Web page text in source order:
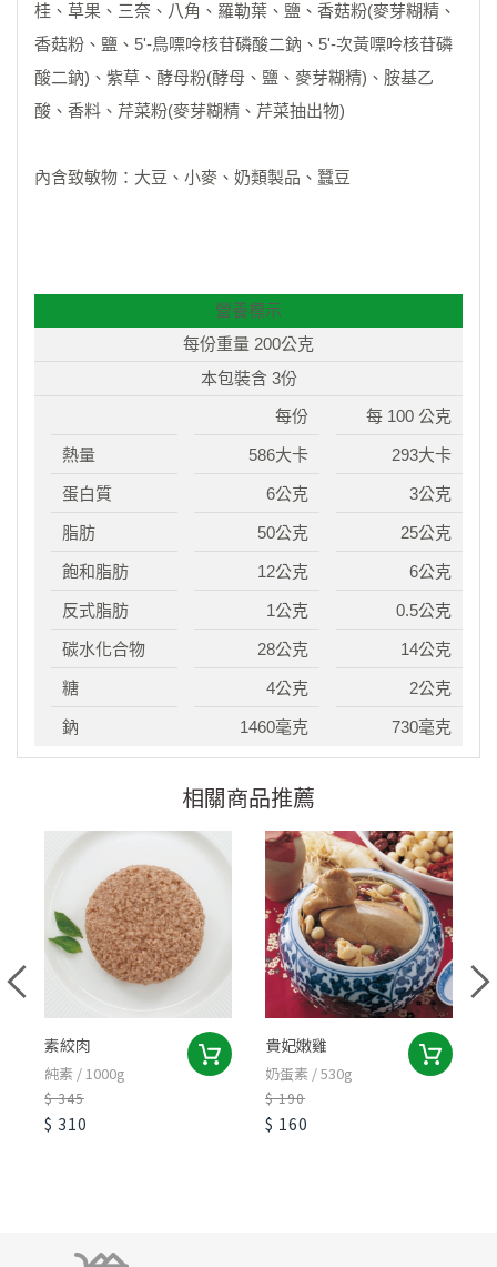
桂、草果、三奈、八角、羅勒葉、鹽、香菇粉(麥芽糊精、
香菇粉、鹽、5'-鳥嘌呤核苷磷酸二鈉、5'-次黃嘌呤核苷磷
酸二鈉)、紫草、酵母粉(酵母、鹽、麥芽糊精)、胺基乙
酸、香料、芹菜粉(麥芽糊精、芹菜抽出物)
內含致敏物：大豆、小麥、奶類製品、蠶豆
營養標示
每份重量 200公克
本包裝含 3份
熱量
蛋白質
脂肪
飽和脂肪
反式脂肪
碳水化合物
糖
鈉
每份
586大卡
6公克
50公克
12公克
1公克
28公克
4公克
1460毫克
每 100 公克
293大卡
3公克
25公克
6公克
0.5公克
14公克
2公克
730毫克
相關商品推薦
素絞肉
純素 / 1000g
$ 345
$ 310
貴妃嫩雞
奶蛋素 / 530g
$ 190
$ 160